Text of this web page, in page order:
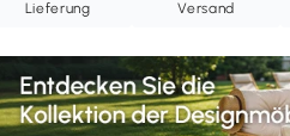
Lieferung
Versand